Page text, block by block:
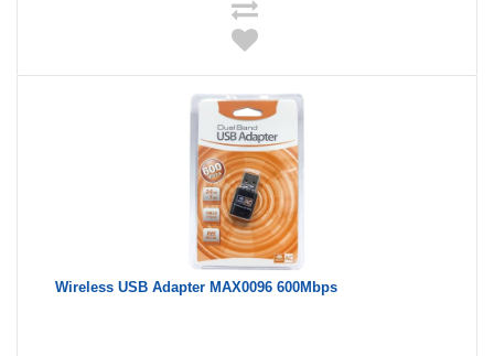
Wireless USB Adapter MAX0096 600Mbps